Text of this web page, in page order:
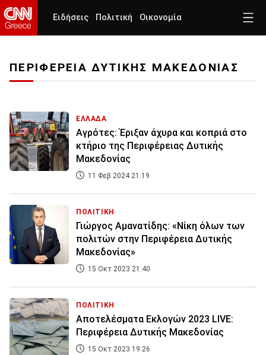
Ειδήσεις Πολιτική Οικονομία
ΠΕΡΙΦΕΡΕΙΑ ΔΥΤΙΚΗΣ ΜΑΚΕΔΟΝΙΑΣ
ΕΛΛΑΔΑ
Αγρότες: Έριξαν άχυρα και κοπριά στο
κτήριο της Περιφέρειας Δυτικής
Μακεδονίας
11 Φεβ 2024 21:19
ΠΟΛΙΤΙΚΗ
Γιώργος Αμανατίδης: «Νίκη όλων των
πολιτών στην Περιφέρεια Δυτικής
Μακεδονίας»
15 Οκτ 2023 21:40
ΠΟΛΙΤΙΚΗ
Αποτελέσματα Εκλογών 2023 LIVE:
Περιφέρεια Δυτικής Μακεδονίας
15 Οκτ 2023 19:26